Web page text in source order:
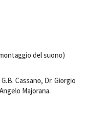
del suono)
Cassano, Dr. Giorgio
Majorana.